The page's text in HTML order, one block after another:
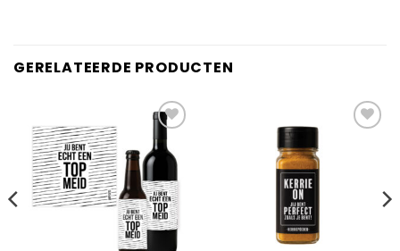
GERELATEERDE PRODUCTEN
Add to
Wishlist